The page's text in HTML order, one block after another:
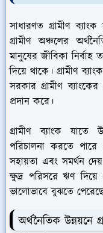
সাধারণত গ্রামীণ
গ্রামীণ অঞ্চলের
মানুষের জীবিকা নির্বাহ
দিয়ে থাকে। গ্রামীণ
সরকার গ্রামীণ
প্রদান করে।
গ্রামীণ ব্যাংক যাতে
পরিচালনা করতে পারে
সহায়তা এবং সমর্থন
ক্ষুদ্র পরিসরে ঋণ
ভালোভাবে বুঝতে
অর্থনৈতিক উন্নয়নে